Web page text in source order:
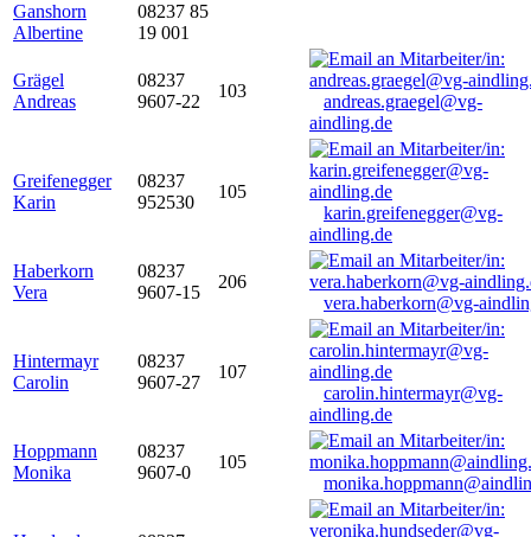
Ganshorn
Albertine
08237 85
19 001
Grägel
Andreas
08237
9607-22
103
andreas.graegel@vg-
aindling.de
Greifenegger
Karin
08237
952530
105
karin.greifenegger@vg-
aindling.de
Haberkorn
Vera
08237
9607-15
206
vera.haberkorn@vg-
Hintermayr
Carolin
08237
9607-27
107
carolin.hintermayr@vg-
aindling.de
Hoppmann
Monika
08237
9607-0
105